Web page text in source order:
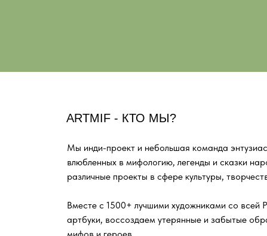
ARTMIF - КТО МЫ?
Мы инди-проект и небольшая команда
влюбленных в мифологию, легенды и сказки
различные проекты в сфере культуры,
Вместе с 1500+ лучшими художниками со всей
артбуки, воссоздаем утерянные и забытые